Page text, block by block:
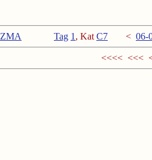
ZMA Tag 1 , Kat C7 < 06-
<<<< <<<